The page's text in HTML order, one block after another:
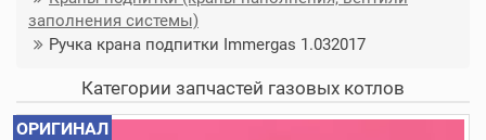
заполнения системы)
Ручка крана подпитки Immergas 1.032017
Категории запчастей газовых котлов
ОРИГИНАЛ